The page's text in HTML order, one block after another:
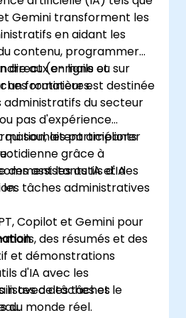
Gemini transforment les
en aidant les
contenu, programmer
aux e-mails et
routinières.
direct (en ligne ou sur
un formateur est destinée
administratifs du secteur
pas d'expérience
qui souhaitent améliorer
grâce à
des assistants IA et des
les participants
:
les outils d'IA
les tâches administratives
Copilot et Gemini pour
des résumés et des
d'IA avec les
listes de tâches et le
et démonstrations
avec des tâches
du monde réel.